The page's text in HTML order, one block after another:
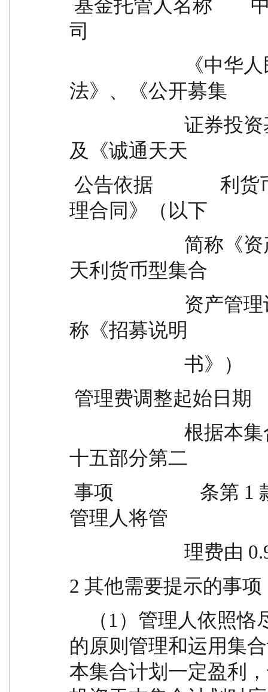
司
法》、《公开募集
及《诚通天天
理合同》（以下
天利货币型集合
称《招募说明
                        书》）
管理费调整起始日期
十五部分第二
管理人将管
2 其他需要提示的事项
的原则管理和运用集
本集合计划一定盈利